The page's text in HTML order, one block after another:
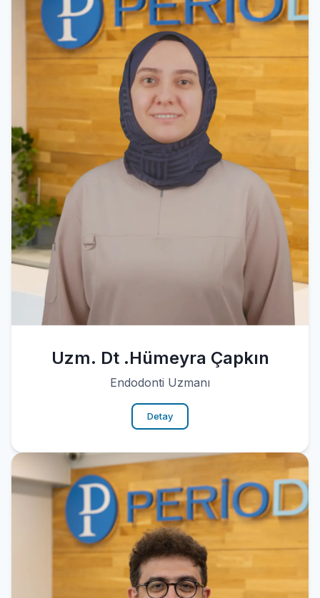
Uzm. Dt .Hümeyra Çapkın
Endodonti Uzmanı
Detay